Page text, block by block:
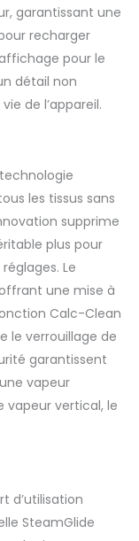
2100 W
une
en moins
un
garantissant une
recharger
pour le
détail non
de l’appareil.
les tissus sans
supprime
plus pour
Le
une mise à
Calc-Clean
le verrouillage de
garantissent
vapeur
vapeur vertical, le
d’utilisation
SteamGlide